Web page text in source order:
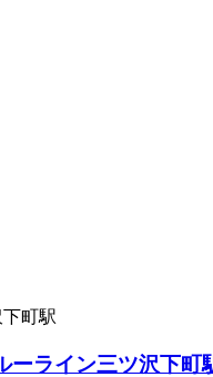
町駅
ーライン三ツ沢下町